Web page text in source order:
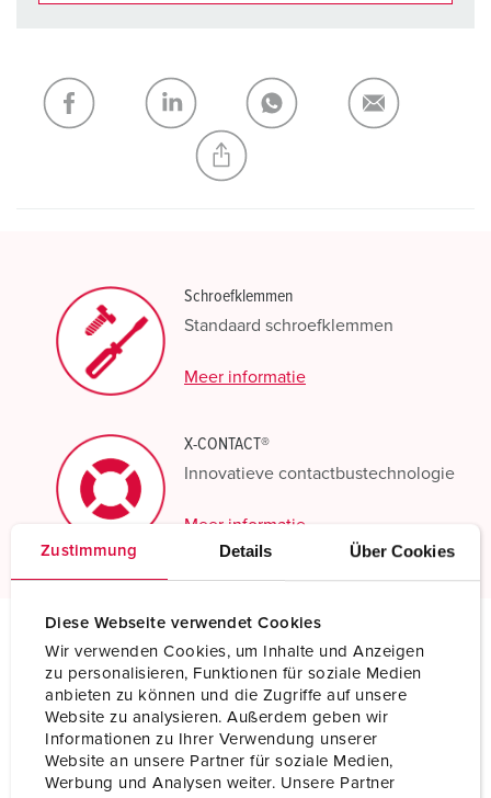
Zustimmung Details Über Cookies
Diese Webseite verwendet Cookies
Wir verwenden Cookies, um Inhalte und Anzeigen
zu personalisieren, Funktionen für soziale Medien
anbieten zu können und die Zugriffe auf unsere
Website zu analysieren. Außerdem geben wir
Informationen zu Ihrer Verwendung unserer
Website an unsere Partner für soziale Medien,
Werbung und Analysen weiter. Unsere Partner
Mijn lijst TOEVOEGEN
NIEUW LIJST MAKEN
Schroefklemmen
Standaard schroefklemmen
Meer informatie
X-CONTACT®
Innovatieve contactbustechnologie
Meer informatie
Technische specificaties
Wandcontactdoos DUO 5959A
Ampère 63 A
Polen 5 p